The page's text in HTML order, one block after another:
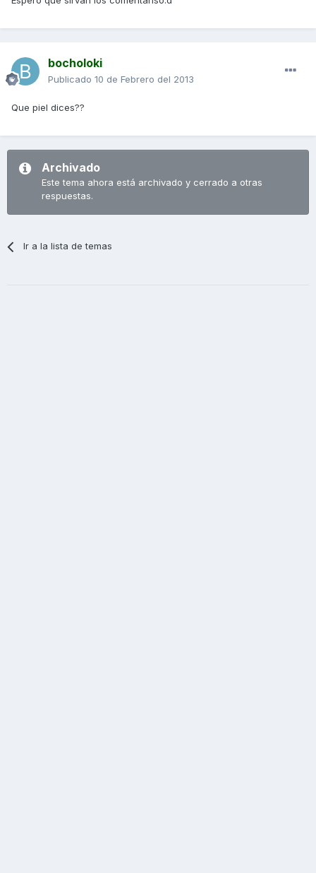
bocholoki
Publicado 10 de Febrero del 2013
Que piel dices??
Archivado
Este tema ahora está archivado y cerrado a otras
respuestas.
Ir a la lista de temas